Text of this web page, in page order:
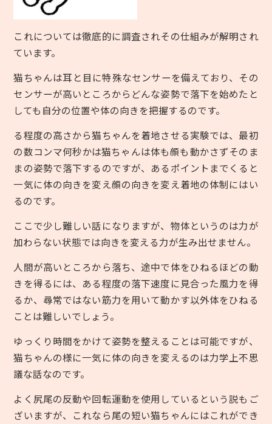
これについては徹底的に調査されその仕組みが解明され
ています。
猫ちゃんは耳と目に特殊なセンサーを備えており、その
センサーが高いところからどんな姿勢で落下を始めたと
しても自分の位置や体の向きを把握するのです。
る程度の高さから猫ちゃんを着地させる実験では、最初
の数コンマ何秒かは猫ちゃんは体も顔も動かさずそのま
まの姿勢で落下するのですが、あるポイントまでくると
一気に体の向きを変え顔の向きを変え着地の体制にはい
るのです。
ここで少し難しい話になりますが、物体というのは力が
加わらない状態では向きを変える力が生み出せません。
人間が高いところから落ち、途中で体をひねるほどの動
きを得るには、ある程度の落下速度に見合った風力を得
るか、尋常ではない筋力を用いて動かす以外体をひねる
ことは難しいでしょう。
ゆっくり時間をかけて姿勢を整えることは可能ですが、
猫ちゃんの様に一気に体の向きを変えるのは力学上不思
議な話なのです。
よく尻尾の反動や回転運動を使用しているという説もご
ざいますが、これなら尾の短い猫ちゃんにはこれができ